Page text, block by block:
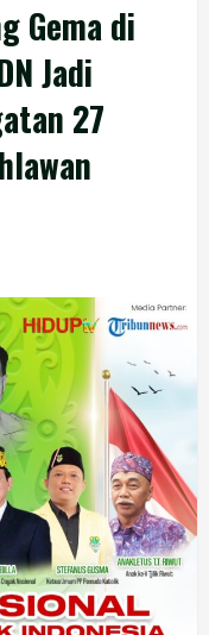
Gema di
Jadi
27